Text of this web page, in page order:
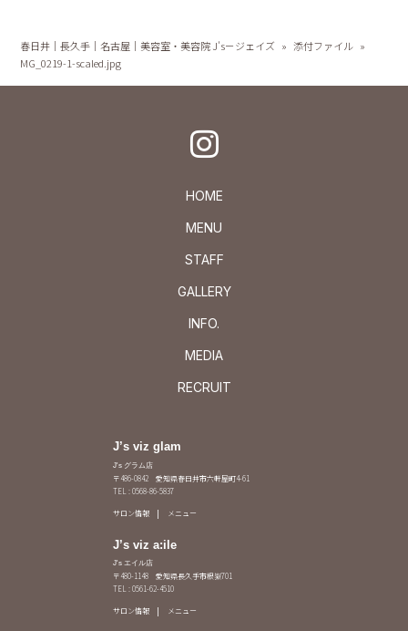
春日井｜長久手｜名古屋｜美容室・美容院 J's－ジェイズ » 添付ファイル »
MG_0219-1-scaled.jpg
HOME
MENU
STAFF
GALLERY
INFO.
MEDIA
RECRUIT
J’s viz glam
J's グラム店
〒486-0842 愛知県春日井市六軒屋町4-61
TEL : 0568-86-5837
サロン情報 メニュー
J’s viz a:ile
J's エイル店
〒480-1148 愛知県長久手市根嶽701
TEL : 0561-62-4510
サロン情報 メニュー